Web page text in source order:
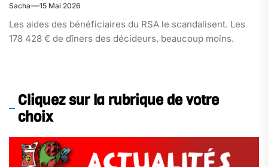
Sacha 15 Mai 2026
Les aides des bénéficiaires du RSA le scandalisent. Les
178 428 € de dîners des décideurs, beaucoup moins.
Cliquez sur la rubrique de votre
choix